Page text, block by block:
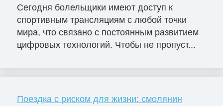
Сегодня болельщики имеют доступ к
спортивным трансляциям с любой точки
мира, что связано с постоянным развитием
цифровых технологий. Чтобы не пропуст...
Поездка с риском для жизни: смолянин